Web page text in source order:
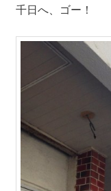
千日へ、ゴー！